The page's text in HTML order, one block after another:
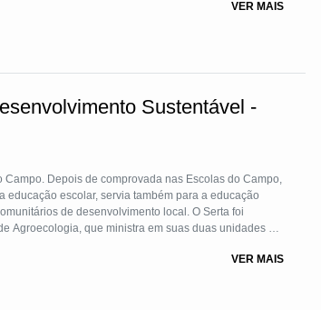
agenda disponível. Buscamos com esse
VER MAIS
Sustentável -
Depois de comprovada nas Escolas do Campo,
escolar, servia também para a educação
de desenvolvimento local. O Serta foi
Agroecologia, que ministra em suas duas unidades de
de desenvolvimento de pessoas.
VER MAIS